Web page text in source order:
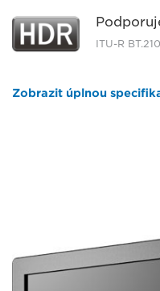
ITU-R
Zobrazit úplnou